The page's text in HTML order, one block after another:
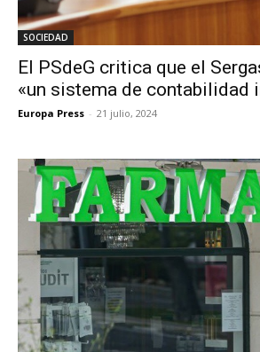
SOCIEDAD
El PSdeG critica que el
«un sistema de contabilidad
Europa Press - 21 julio, 2024